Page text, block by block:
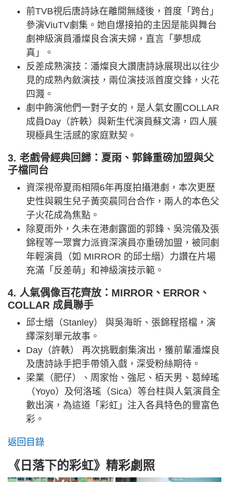
前TVB視后唐詩詠在離開無綫後，首度「跨台」
參演ViuTV劇集。她自爆接拍的主因是能與舞台
劇神級演員潘燦良合演夫婦，直言「夢想成
真」。
反差成熟演技：潘燦良大讚唐詩詠展現出以往少
見的成熟內斂演技，兩位演技派首度交鋒，火花
四濺。
劇中飾演他們一對子女的，是人氣女團COLLAR
成員Day（許軼）與新生代演員蘇文濤，四人展
現極具生活感的家庭默契。
3. 老戲骨經典回歸：夏雨、郭鋒重磅加盟與父
子檔同台
資深視帝夏雨相隔6年再度拍攝港劇，本次更歷
史性與親生兒子黃奕晨同台合作，兩人的本色父
子火花成為焦點。
除夏雨外，久未在港劇露面的郭鋒、吳浣儀及張
錦程等一眾實力派資深演員亦重磅加盟，被同劇
年輕演員（如 MIRROR 的邱士縉）力讚在片場
充滿「反差萌」和神級演技示範。
4. 人氣偶像百花齊放：MIRROR、ERROR、
COLLAR 成員聯手
邱士縉（Stanley） 與吳海昕、張錦程搭檔，演
繹深刻單元故事。
Day（許軼） 再次挑戰劇集演出，獲前輩潘燦良
及唐詩詠手把手帶領入戲，深受粉絲期待。
梁業（肥仔）、周家怡、強尼、栢天男、葛綽瑤
（Yoyo）及何洛瑤（Sica）等台柱與人氣演員全
數出演，為這道「彩虹」注入各具特色的豐富色
彩。
返回目錄
《日落下的彩虹》精彩劇照